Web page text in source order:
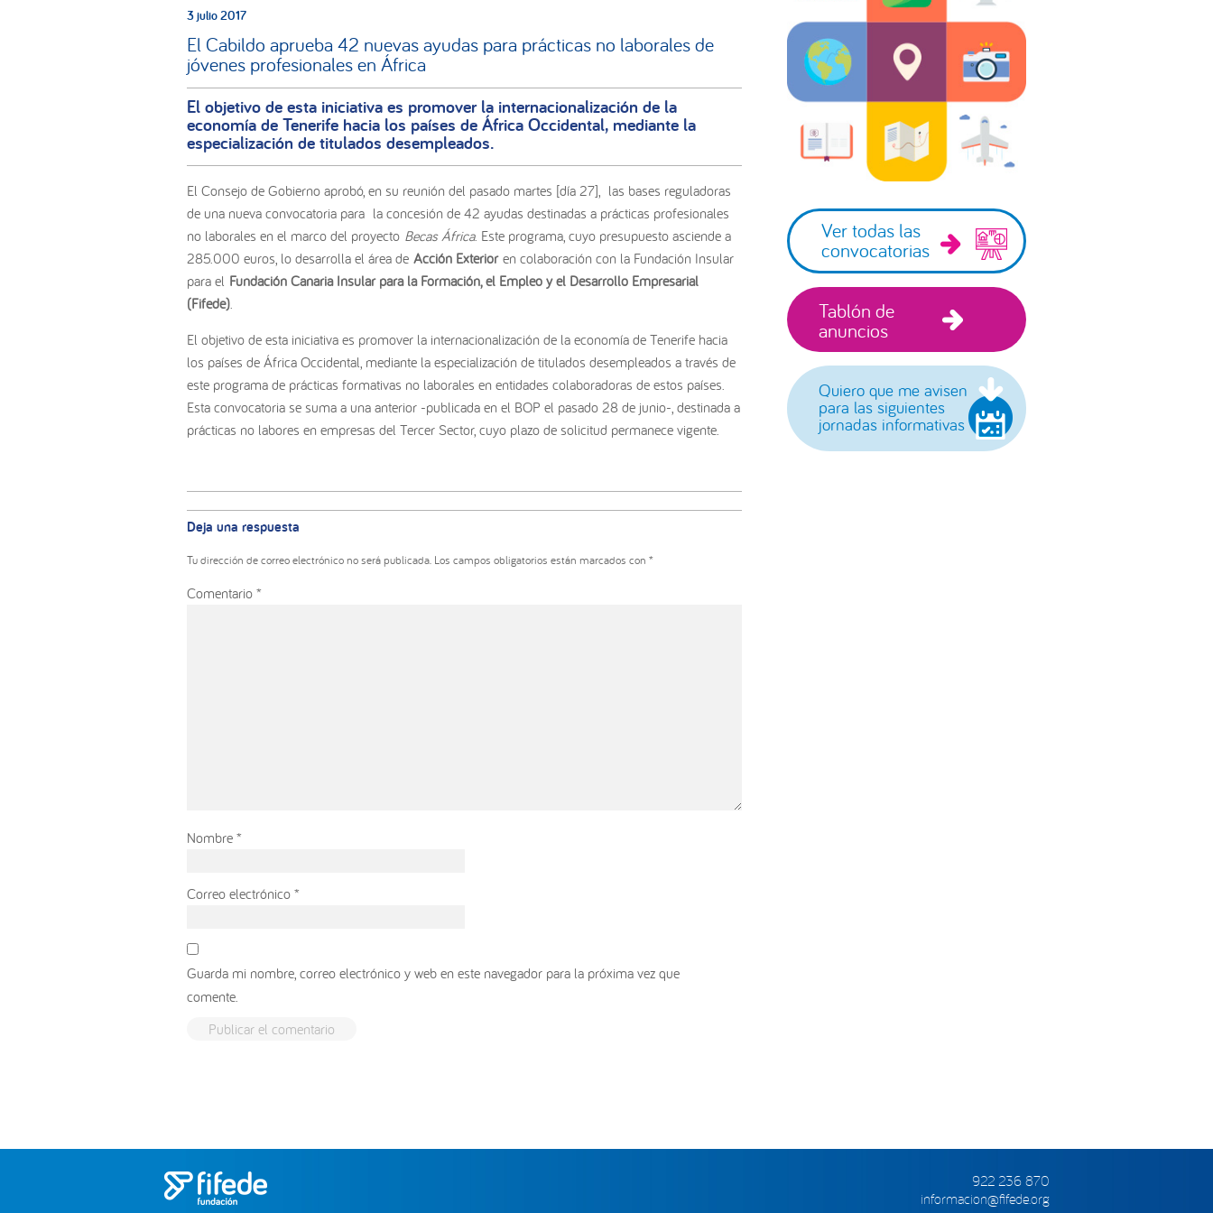
3 julio 2017
El Cabildo aprueba 42 nuevas ayudas para prácticas no laborales de
jóvenes profesionales en África
El objetivo de esta iniciativa es promover la internacionalización de la
economía de Tenerife hacia los países de África Occidental, mediante la
especialización de titulados desempleados.
El Consejo de Gobierno aprobó, en su reunión del pasado martes [día 27], las bases reguladoras
de una nueva convocatoria para la concesión de 42 ayudas destinadas a prácticas profesionales
no laborales en el marco del proyecto Becas África. Este programa, cuyo presupuesto asciende a
285.000 euros, lo desarrolla el área de Acción Exterioren colaboración con la Fundación Insular
para el Fundación Canaria Insular para la Formación, el Empleo y el Desarrollo Empresarial
(Fifede).
El objetivo de esta iniciativa es promover la internacionalización de la economía de Tenerife hacia
los países de África Occidental, mediante la especialización de titulados desempleados a través de
este programa de prácticas formativas no laborales en entidades colaboradoras de estos países.
Esta convocatoria se suma a una anterior -publicada en el BOP el pasado 28 de junio-, destinada a
prácticas no labores en empresas del Tercer Sector, cuyo plazo de solicitud permanece vigente.
con
los
lectores
Deja una respuesta
Tu dirección de correo electrónico no será publicada. Los campos obligatorios están marcados con *
Comentario *
Nombre *
Correo electrónico *
Guarda mi nombre, correo electrónico y web en este navegador para la próxima vez que
comente.
principal
Ver todas las
convocatorias
Tablón de
anuncios
Quiero que me avisen
para las siguientes
jornadas informativas
922 236 870
informacion@fifede.org